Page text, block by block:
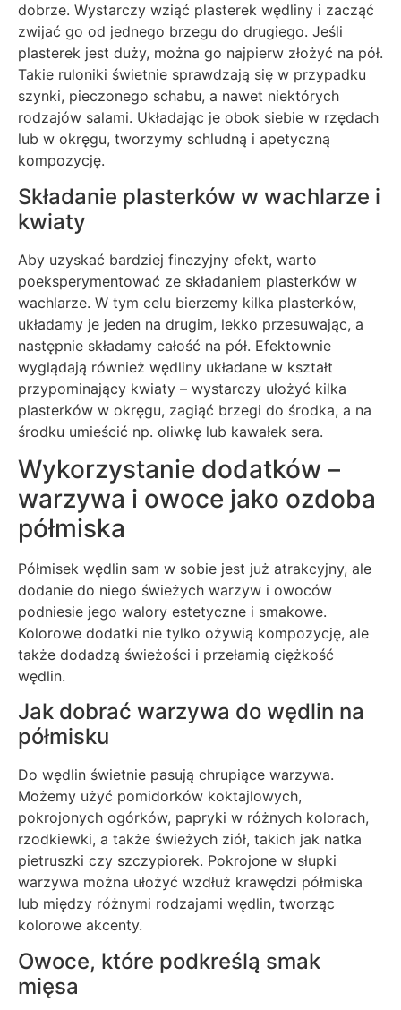
dobrze. Wystarczy wziąć plasterek wędliny i zacząć
zwijać go od jednego brzegu do drugiego. Jeśli
plasterek jest duży, można go najpierw złożyć na pół.
Takie ruloniki świetnie sprawdzają się w przypadku
szynki, pieczonego schabu, a nawet niektórych
rodzajów salami. Układając je obok siebie w rzędach
lub w okręgu, tworzymy schludną i apetyczną
kompozycję.
Składanie plasterków w wachlarze i
kwiaty
Aby uzyskać bardziej finezyjny efekt, warto
poeksperymentować ze składaniem plasterków w
wachlarze. W tym celu bierzemy kilka plasterków,
układamy je jeden na drugim, lekko przesuwając, a
następnie składamy całość na pół. Efektownie
wyglądają również wędliny układane w kształt
przypominający kwiaty – wystarczy ułożyć kilka
plasterków w okręgu, zagiąć brzegi do środka, a na
środku umieścić np. oliwkę lub kawałek sera.
Wykorzystanie dodatków –
warzywa i owoce jako ozdoba
półmiska
Półmisek wędlin sam w sobie jest już atrakcyjny, ale
dodanie do niego świeżych warzyw i owoców
podniesie jego walory estetyczne i smakowe.
Kolorowe dodatki nie tylko ożywią kompozycję, ale
także dodadzą świeżości i przełamią ciężkość
wędlin.
Jak dobrać warzywa do wędlin na
półmisku
Do wędlin świetnie pasują chrupiące warzywa.
Możemy użyć pomidorków koktajlowych,
pokrojonych ogórków, papryki w różnych kolorach,
rzodkiewki, a także świeżych ziół, takich jak natka
pietruszki czy szczypiorek. Pokrojone w słupki
warzywa można ułożyć wzdłuż krawędzi półmiska
lub między różnymi rodzajami wędlin, tworząc
kolorowe akcenty.
Owoce, które podkreślą smak
mięsa